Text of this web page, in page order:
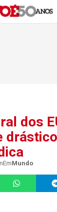
dos
EmMundo